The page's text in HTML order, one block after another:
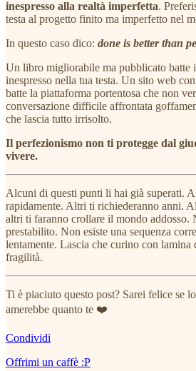
inespresso alla realtà imperfetta.
testa al progetto finito ma imperfetto nel
In questo caso dico: done is better than
Un libro migliorabile ma pubblicato batte
inespresso nella tua testa. Un sito web
batte la piattaforma portentosa che non
conversazione difficile affrontata
che lascia tutto irrisolto.
Il perfezionismo non ti protegge dal
vivere.
Alcuni di questi punti li hai già superati.
rapidamente. Altri ti richiederanno anni.
altri ti faranno crollare il mondo addosso.
prestabilito. Non esiste una sequenza
lentamente. Lascia che curino con lamina
fragilità.
Ti è piaciuto questo post? Sarei felice se
amerebbe quanto te ❤️
Condividi
Offrimi un caffè :P